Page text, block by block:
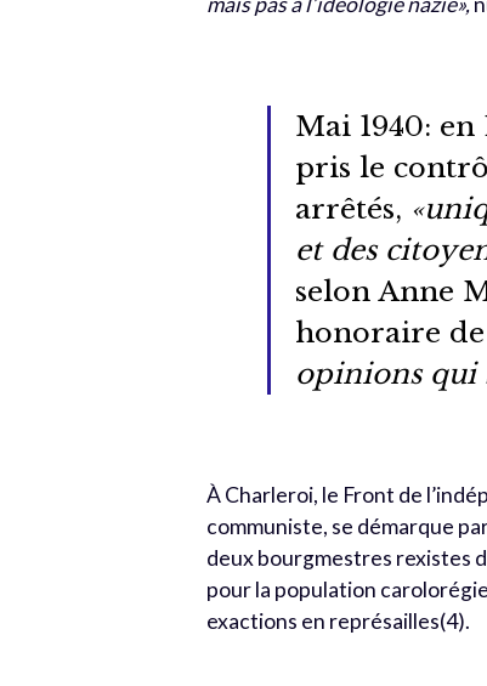
Mai 1940: en
pris le
arrêtés, «
et des
selon Anne
honoraire de
opinions qui
À Charleroi, le Front de
communiste, se démarque
deux bourgmestres rexistes
pour la population
exactions en représailles(4).